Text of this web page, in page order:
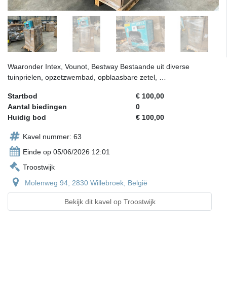
Waaronder Intex, Vounot, Bestway Bestaande uit diverse
tuinprielen, opzetzwembad, opblaasbare zetel, …
Startbod
€ 100,00
Aantal biedingen
0
Huidig bod
€ 100,00
Kavel nummer: 63
Einde op 05/06/2026 12:01
Troostwijk
Molenweg 94, 2830 Willebroek, België
Bekijk dit kavel op Troostwijk